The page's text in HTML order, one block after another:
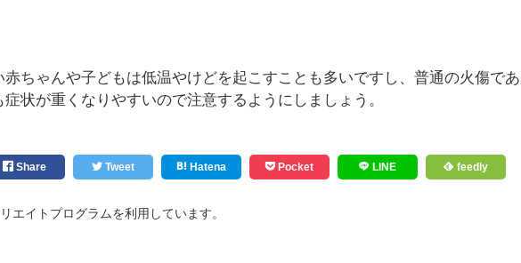
赤ちゃんや子どもは低温やけどを起こすことも多いですし、普通の火傷であ
状が重くなりやすいので注意するようにしましょう。
Share Tweet Hatena Pocket LINE feedly
エイトプログラムを利用しています。